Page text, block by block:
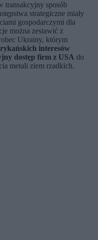
transakcyjny sposób
strategiczne miały
gospodarczymi dla
można zestawić z
Ukrainy, którym
interesów
dostęp firm z USA do
metali ziem rzadkich.